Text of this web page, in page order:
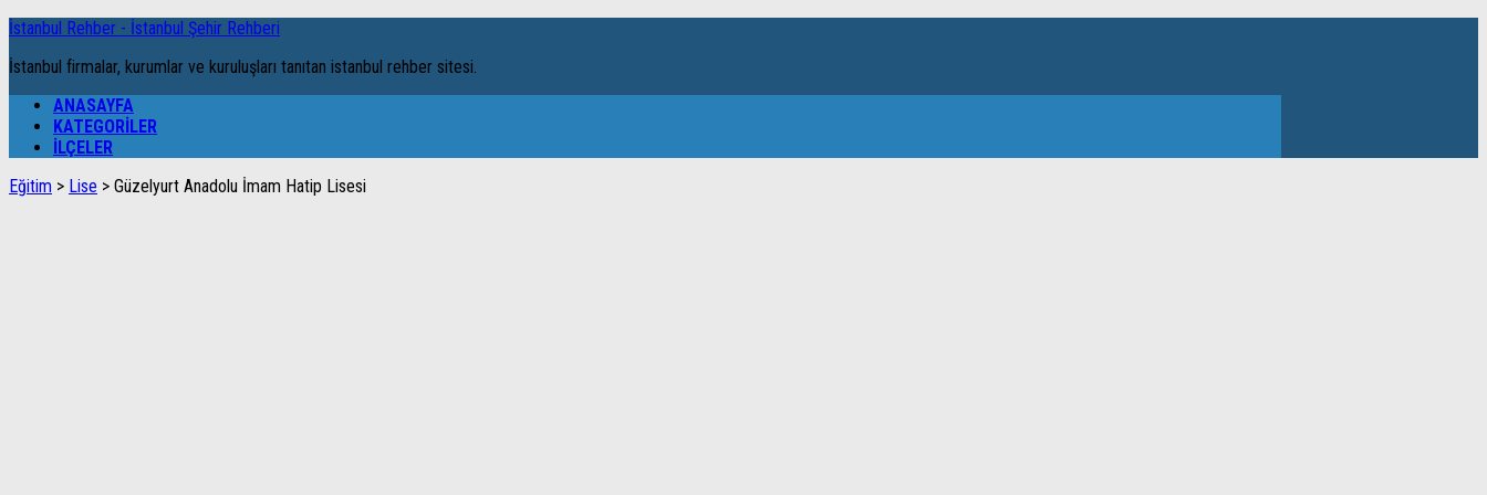
İstanbul Rehber - İstanbul Şehir Rehberi
İstanbul firmalar, kurumlar ve kuruluşları tanıtan istanbul rehber sitesi.
ANASAYFA
KATEGORILER
İLÇELER
Eğitim > Lise > Güzelyurt Anadolu İmam Hatip Lisesi